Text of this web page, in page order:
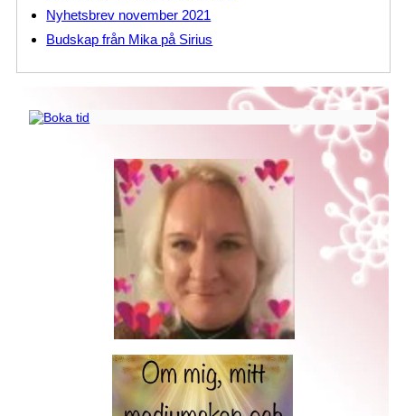
Nyhetsbrev november 2021
Budskap från Mika på Sirius